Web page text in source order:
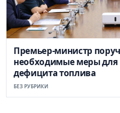
Премьер-министр
необходимые меры
дефицита топлива
БЕЗ РУБРИКИ